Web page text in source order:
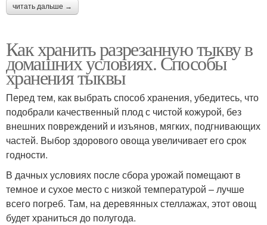
читать дальше →
Как хранить разрезанную тыкву в
домашних условиях. Способы
хранения тыквы
Перед тем, как выбрать способ хранения, убедитесь, что
подобрали качественный плод с чистой кожурой, без
внешних повреждений и изъянов, мягких, подгнивающих
частей. Выбор здорового овоща увеличивает его срок
годности.
В дачных условиях после сбора урожай помещают в
темное и сухое место с низкой температурой – лучше
всего погреб. Там, на деревянных стеллажах, этот овощ
будет храниться до полугода.